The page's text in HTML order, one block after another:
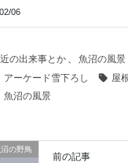
06
の出来事とか 、 魚沼の風景
アーケード雪下ろし
屋
魚沼の風景
の野鳥
前の記事